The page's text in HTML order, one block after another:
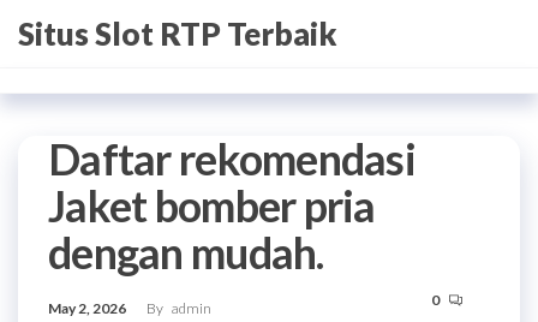
toSitus Slot RTP Terbaik
Daftar rekomendasi
Jaket bomber pria
dengan mudah.
May 2, 2026 By admin 0